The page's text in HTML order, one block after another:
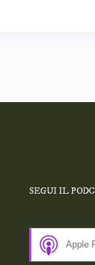
SEGUI IL
Apple